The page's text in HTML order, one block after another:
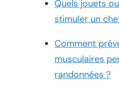
Quels jouets
stimuler un
Comment
musculaires
randonnées ?